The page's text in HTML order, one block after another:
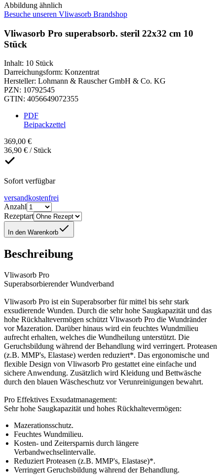
Abbildung ähnlich
Besuche unseren Vliwasorb Brandshop
Vliwasorb Pro superabsorb. steril 22x32 cm 10
Stück
Inhalt: 10 Stück
Darreichungsform: Konzentrat
Hersteller: Lohmann & Rauscher GmbH & Co. KG
PZN: 10792545
GTIN: 4056649072355
PDF
Beipackzettel
369,00 €
36,90 € / Stück
Sofort verfügbar
versandkostenfrei
Anzahl
Rezeptart
In den Warenkorb
Beschreibung
Vliwasorb Pro
Superabsorbierender Wundverband
Vliwasorb Pro ist ein Superabsorber für mittel bis sehr stark
exsudierende Wunden. Durch die sehr hohe Saugkapazität und das
hohe Rückhaltevermögen schützt Vliwasorb Pro die Wundränder
vor Mazeration. Darüber hinaus wird ein feuchtes Wundmilieu
aufrecht erhalten, welches die Wundheilung unterstützt. Die
Geruchsbildung während der Behandlung wird verringert. Proteasen
(z.B. MMP's, Elastase) werden reduziert*. Das ergonomische und
flexible Design von Vliwasorb Pro gestattet eine einfache und
sichere Anwendung. Zusätzlich wird Kleidung und Bettwäsche
durch den blauen Wäscheschutz vor Verunreinigungen bewahrt.
Pro Effektives Exsudatmanagement:
Sehr hohe Saugkapazität und hohes Rückhaltevermögen:
Mazerationsschutz.
Feuchtes Wundmilieu.
Kosten- und Zeitersparnis durch längere
Verbandwechselintervalle.
Reduziert Proteasen (z.B. MMP's, Elastase)*.
Verringert Geruchsbildung während der Behandlung.